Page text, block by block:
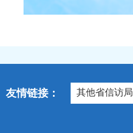
友情链接： 其他省信访局